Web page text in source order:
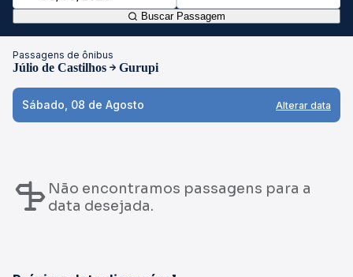
Buscar Passagem
Passagens de ônibus
Júlio de Castilhos Gurupi
Sábado, 08 de Agosto Alterar data
Não encontramos passagens para a
data desejada.